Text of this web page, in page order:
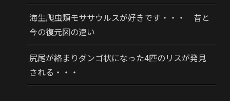
海生爬虫類モササウルスが好きです・・・ 昔と
今の復元図の違い
尻尾が絡まりダンゴ状になった4匹のリスが発見
される・・・